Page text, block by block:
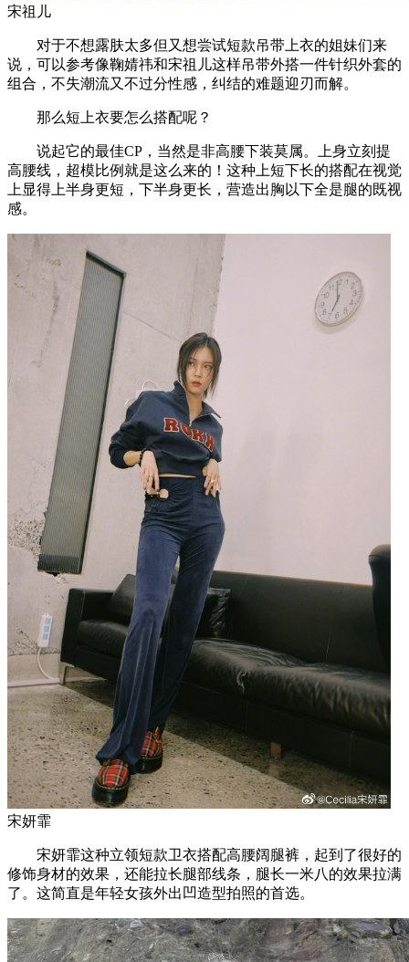
宋祖儿
对于不想露肤太多但又想尝试短款吊带上衣的姐妹们来
说，可以参考像鞠婧祎和宋祖儿这样吊带外搭一件针织外套的
组合，不失潮流又不过分性感，纠结的难题迎刃而解。
那么短上衣要怎么搭配呢？
说起它的最佳CP，当然是非高腰下装莫属。上身立刻提
高腰线，超模比例就是这么来的！这种上短下长的搭配在视觉
上显得上半身更短，下半身更长，营造出胸以下全是腿的既视
感。
宋妍霏
宋妍霏这种立领短款卫衣搭配高腰阔腿裤，起到了很好的
修饰身材的效果，还能拉长腿部线条，腿长一米八的效果拉满
了。这简直是年轻女孩外出凹造型拍照的首选。